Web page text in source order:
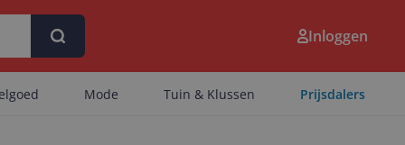
Inloggen
Mode Tuin & Klussen Prijsdalers